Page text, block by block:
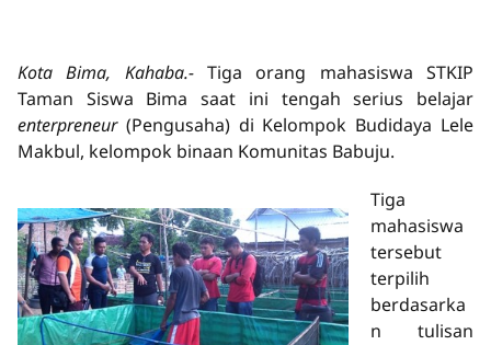
Kota Bima, Kahaba.- Tiga orang mahasiswa STKIP
Taman Siswa Bima saat ini tengah serius belajar
enterpreneur(Pengusaha) di Kelompok Budidaya Lele
Makbul, kelompok binaan Komunitas Babuju.
Tiga
mahasiswa
tersebut
terpilih
berdasarka
n tulisan